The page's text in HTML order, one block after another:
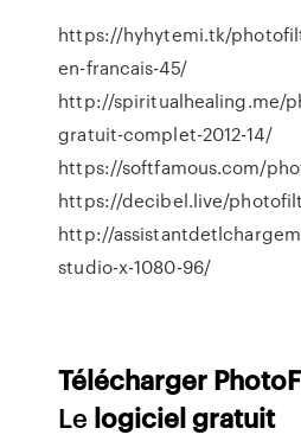
https://hyhytemi.tk/
en-francais-45/
http://spiritualhealing.me/
gratuit-complet-2012-14/
https://softfamous.com/
https://decibel.live/
http://
studio-x-1080-96/
Télécharger
Le logicielgratuit